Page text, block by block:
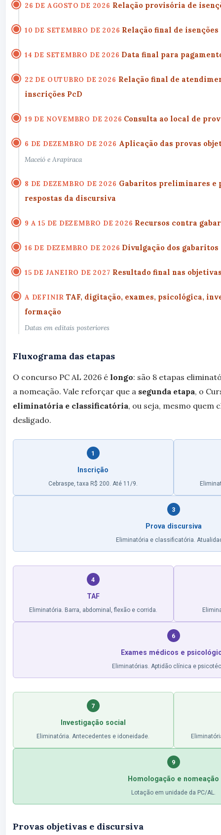
26 DE AGOSTO DE 2026 Relação provisória de
10 DE SETEMBRO DE 2026 Relação final de
14 DE SETEMBRO DE 2026 Data final para
22 DE OUTUBRO DE 2026 Relação final de
inscrições PcD
19 DE NOVEMBRO DE 2026 Consulta ao local de
6 DE DEZEMBRO DE 2026 Aplicação das provas
Maceió e Arapiraca
8 DE DEZEMBRO DE 2026 Gabaritos preliminares e
respostas da discursiva
9 A 15 DE DEZEMBRO DE 2026 Recursos contra
16 DE DEZEMBRO DE 2026 Divulgação dos
15 DE JANEIRO DE 2027 Resultado final nas
A DEFINIR TAF, digitação, exames, psicológica,
formação
Datas em editais posteriores
Fluxograma das etapas
O concurso PC AL 2026 é longo: são 8 etapas
a nomeação. Vale reforçar que a segunda etapa, o
eliminatória e classificatória, ou seja, mesmo quem
desligado.
1
Inscrição
Cebraspe, taxa R$ 200. Até 11/9.
3
Prova discursiva
Eliminatória e classificatória.
4
TAF
Eliminatória. Barra, abdominal, flexão e corrida.
6
Exames médicos e
Eliminatórias. Aptidão clínica e
7
Investigação social
Eliminatória. Antecedentes e idoneidade.
9
Homologação e nomeação
Lotação em unidade da PC/AL.
Provas objetivas e discursiva